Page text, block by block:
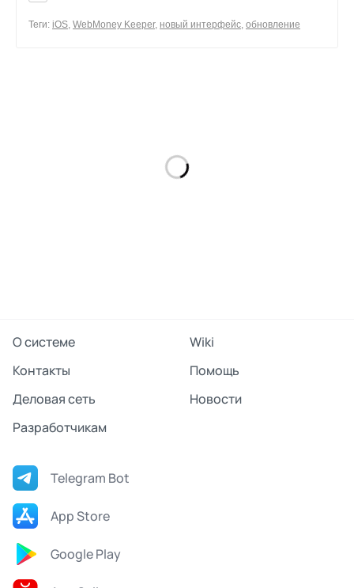
Теги: iOS, WebMoney Keeper, новый интерфейс, обновление
О системе
Wiki
Контакты
Помощь
Деловая сеть
Новости
Разработчикам
Telegram Bot
App Store
Google Play